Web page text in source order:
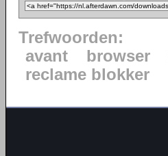
Trefwoorden:
avant
browser
reclame blokker